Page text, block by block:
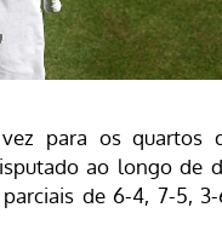
para os quartos
ao longo de
de 6-4, 7-5,